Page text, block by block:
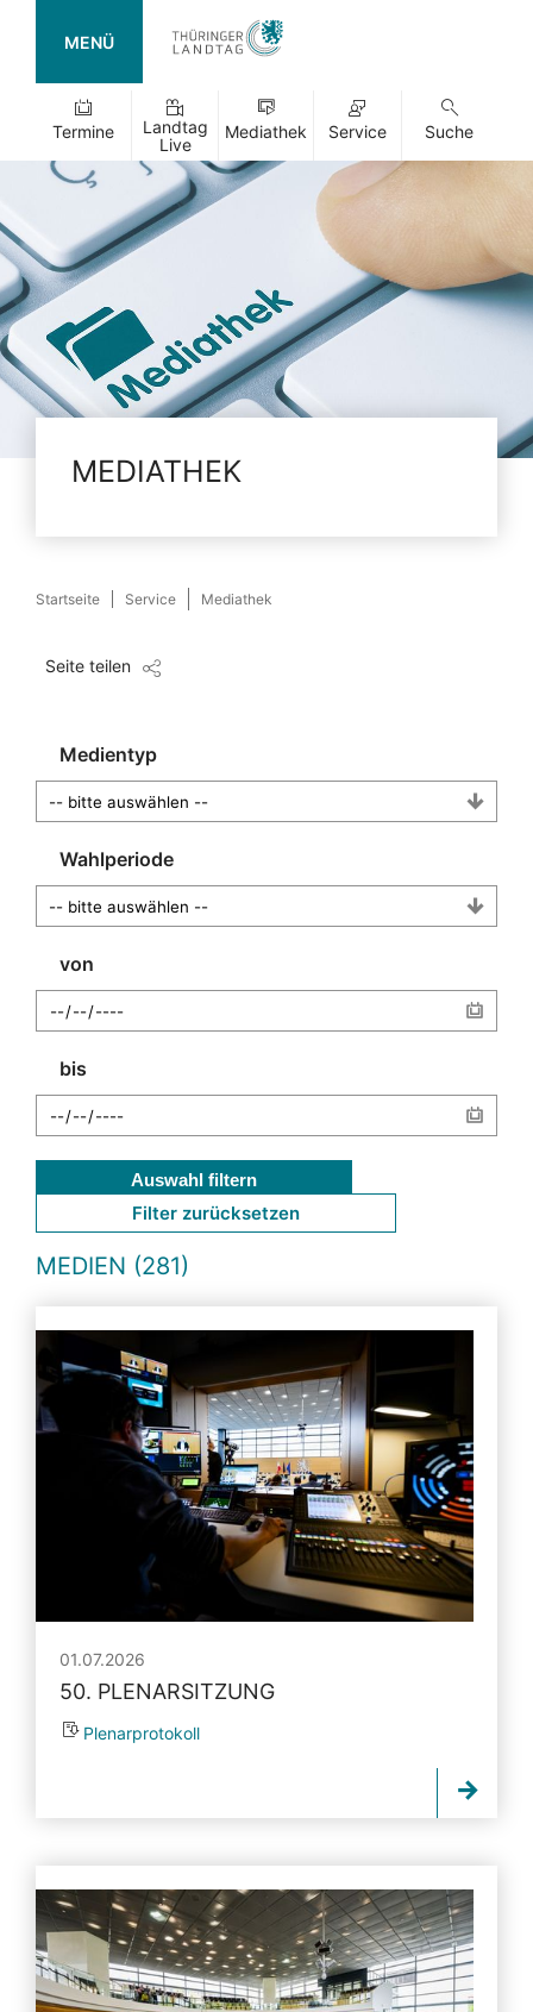
MENÜ
Termine
Landtag
Live
Mediathek Service Suche
MEDIATHEK
Startseite Service Mediathek
Seite teilen
Medientyp
Wahlperiode
von
bis
Auswahl filtern
Filter zurücksetzen
MEDIEN (281)
01.07.2026
50. PLENARSITZUNG
Plenarprotokoll